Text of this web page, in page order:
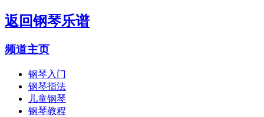
返回钢琴乐谱
频道主页
钢琴入门
钢琴指法
儿童钢琴
钢琴教程